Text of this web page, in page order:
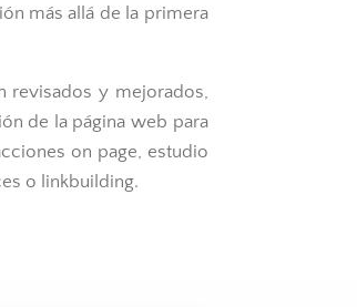
más allá de la primera
revisados y mejorados,
de la página web para
on page, estudio
o linkbuilding.